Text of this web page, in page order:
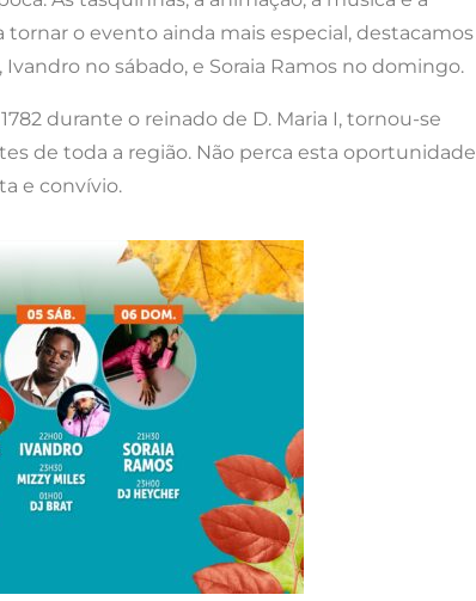
o evento ainda mais especial, destacamos
no sábado, e Soraia Ramos no domingo.
durante o reinado de D. Maria I, tornou-se
de toda a região. Não perca esta oportunidade
e convívio.